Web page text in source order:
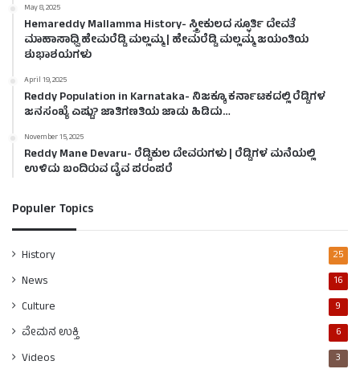
May 8, 2025
Hemareddy Mallamma History- ಸ್ತ್ರೀಕುಲದ ಸ್ಫೂರ್ತಿ ದೇವತೆ
ಮಾಹಾಸಾಧ್ವಿ ಹೇಮರೆಡ್ಡಿ ಮಲ್ಲಮ್ಮ | ಹೇಮರೆಡ್ಡಿ ಮಲ್ಲಮ್ಮ ಜಯಂತಿಯ
ಶುಭಾಶಯಗಳು
April 19, 2025
Reddy Population in Karnataka- ನಿಜಕ್ಕೂ ಕರ್ನಾಟಕದಲ್ಲಿ ರೆಡ್ಡಿಗಳ
ಜನಸಂಖ್ಯೆ ಎಷ್ಟು? ಜಾತಿಗಣತಿಯ ಜಾಡು ಹಿಡಿದು…
November 15, 2025
Reddy Mane Devaru- ರೆಡ್ಡಿಕುಲ ದೇವರುಗಳು | ರೆಡ್ಡಿಗಳ ಮನೆಯಲ್ಲಿ
ಉಳಿದು ಬಂದಿರುವ ದೈವ ಪರಂಪರೆ
Populer Topics
History 25
News 16
Culture 9
ವೇಮನ ಉಕ್ತಿ 6
Videos 3